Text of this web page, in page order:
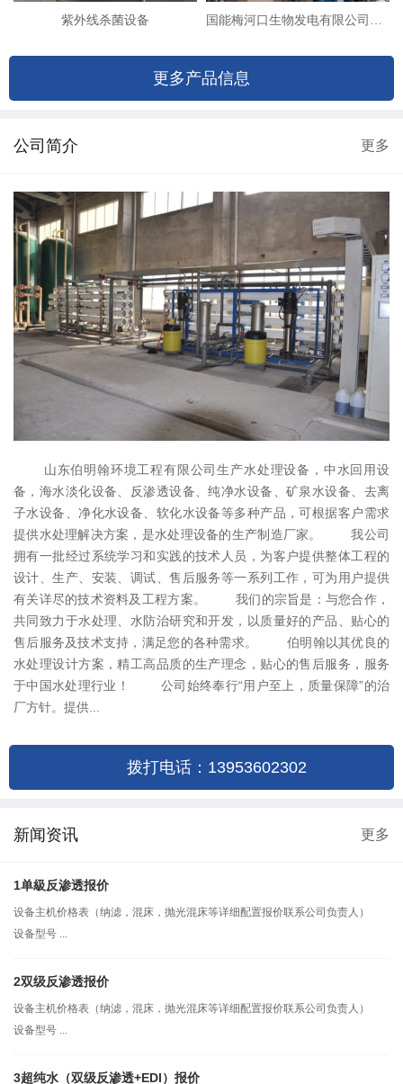
紫外线杀菌设备
更多产品信息
公司简介 更多
山东伯明翰环境工程有限公司生产水处理设备，中水回用设
备，海水淡化设备、反渗透设备、纯净水设备、矿泉水设备、去离
子水设备、净化水设备、软化水设备等多种产品，可根据客户需求
提供水处理解决方案，是水处理设备的生产制造厂家。 我公司
拥有一批经过系统学习和实践的技术人员，为客户提供整体工程的
设计、生产、安装、调试、售后服务等一系列工作，可为用户提供
有关详尽的技术资料及工程方案。 我们的宗旨是：与您合作，
共同致力于水处理、水防治研究和开发，以质量好的产品、贴心的
售后服务及技术支持，满足您的各种需求。 伯明翰以其优良的
水处理设计方案，精工高品质的生产理念，贴心的售后服务，服务
于中国水处理行业！ 公司始终奉行“用户至上，质量保障”的治
厂方针。提供...
拨打电话：13953602302
新闻资讯 更多
1单級反渗透报价
设备主机价格表（纳滤，混床，抛光混床等详细配置报价联系公司负责人）
设备型号 ...
2双级反渗透报价
设备主机价格表（纳滤，混床，抛光混床等详细配置报价联系公司负责人）
设备型号 ...
3超纯水（双级反渗透+EDI）报价